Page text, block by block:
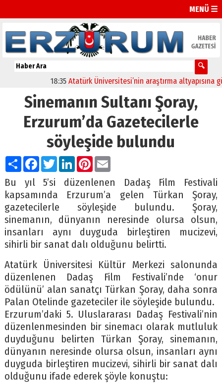
MENÜ ☰
18:35 Atatürk Üniversitesi’nin araştırma altyapısına
Sinemanın Sultanı Şoray,
Erzurum’da Gazetecilerle
söyleşide bulundu
PaylaşFacebook
TwitterLinkedIn
Pinterest
Email
Bu yıl 5’si düzenlenen Dadaş Film Festivali
kapsamında Erzurum’a gelen Türkan Şoray,
gazetecilerle söyleşide bulundu. Şoray,
sinemanın, dünyanın neresinde olursa olsun,
insanları aynı duyguda birleştiren mucizevi,
sihirli bir sanat dalı olduğunu belirtti.
Atatürk Üniversitesi Kültür Merkezi salonunda
düzenlenen Dadaş Film Festivali’nde ‘onur
ödülünü’ alan sanatçı Türkan Şoray, daha sonra
Palan Otelinde gazeteciler ile söyleşide bulundu.
Erzurum’daki 5. Uluslararası Dadaş Festivali’nin
düzenlenmesinden bir sinemacı olarak mutluluk
duyduğunu belirten Türkan Şoray, sinemanın,
dünyanın neresinde olursa olsun, insanları aynı
duyguda birleştiren mucizevi, sihirli bir sanat dalı
olduğunu ifade ederek şöyle konuştu: